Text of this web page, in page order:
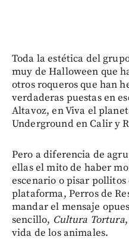
Toda la estética del
muy de Halloween que
otros roqueros que han
verdaderas puestas en
Altavoz, en Viva el
Underground en Calir y
Pero a diferencia de
ellas el mito de haber
escenario o pisar
plataforma, Perros de
mandar el mensaje
sencillo, Cultura Tortura
vida de los animales.